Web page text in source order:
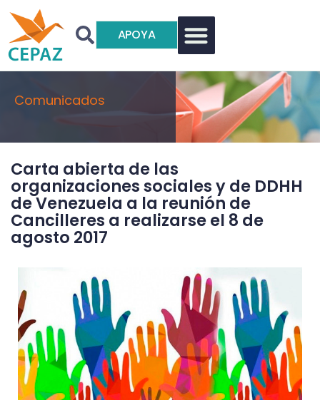
APOYA
Comunicados
Carta abierta de las
organizaciones sociales y de DDHH
de Venezuela a la reunión de
Cancilleres a realizarse el 8 de
agosto 2017